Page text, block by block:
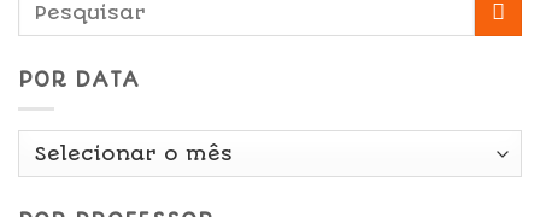
POR DATA
Por